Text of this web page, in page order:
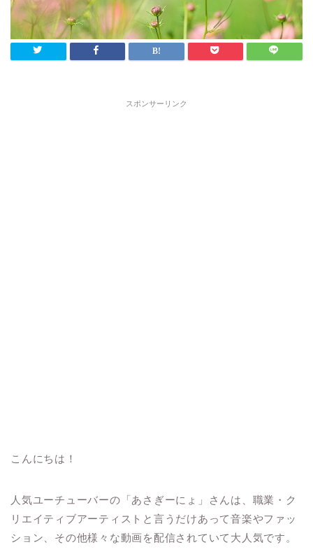
スポンサーリンク
こんにちは！
人気ユーチューバーの「あさぎーにょ」さんは、職業・ク
リエイティブアーティストと言うだけあって音楽やファッ
ション、その他様々な動画を配信されていて大人気です。